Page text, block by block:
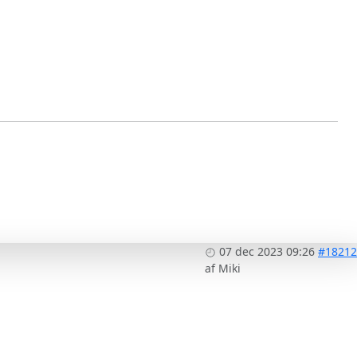
07 dec 2023 09:26 #18212
af Miki